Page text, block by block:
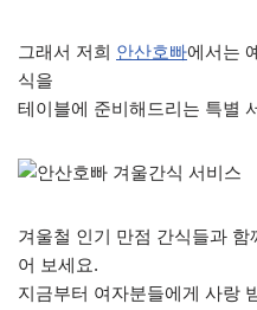
그래서 저희 안산호빠에서는
식을
테이블에 준비해드리는 특별
겨울철 인기 만점 간식들과
어 보세요.
지금부터 여자분들에게 사랑